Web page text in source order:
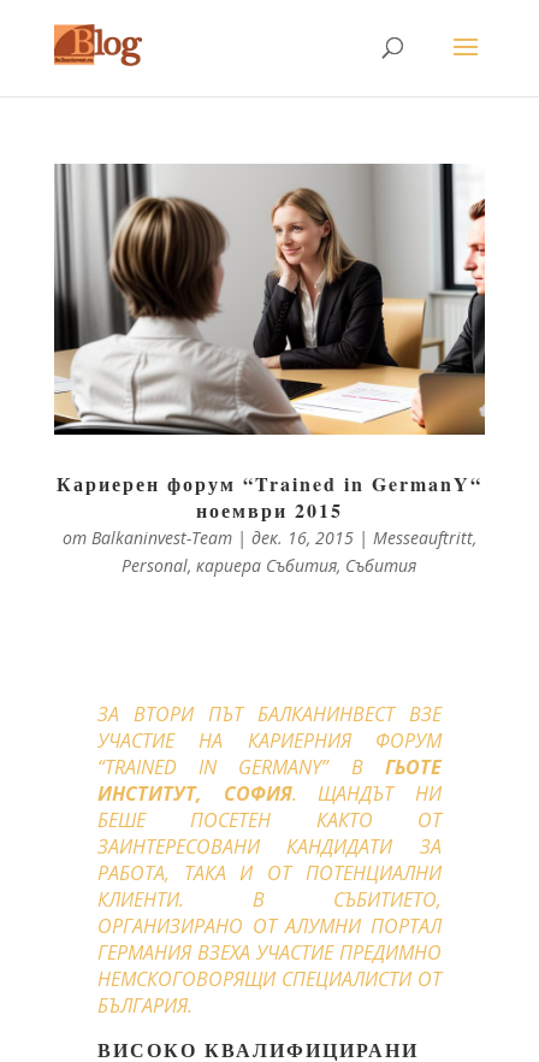
Кариерен форум “Trained in GermanY“
ноември 2015
от Balkaninvest-Team| дек. 16, 2015| Messeauftritt,
Personal,кариера Събития, Събития
ЗА ВТОРИ ПЪТ БАЛКАНИНВЕСТ ВЗЕ
УЧАСТИЕ НА КАРИЕРНИЯ ФОРУМ
“TRAINED IN GERMANY” ВГЬОТЕ
ИНСТИТУТ, СОФИЯ. ЩАНДЪТ НИ
БЕШЕ ПОСЕТЕН КАКТО ОТ
ЗАИНТЕРЕСОВАНИ КАНДИДАТИ ЗА
РАБОТА, ТАКА И ОТ ПОТЕНЦИАЛНИ
КЛИЕНТИ. В СЪБИТИЕТО,
ОРГАНИЗИРАНО ОТ АЛУМНИ ПОРТАЛ
ГЕРМАНИЯ ВЗЕХА УЧАСТИЕ ПРЕДИМНО
НЕМСКОГОВОРЯЩИ СПЕЦИАЛИСТИ ОТ
БЪЛГАРИЯ.
ВИСОКО КВАЛИФИЦИРАНИ